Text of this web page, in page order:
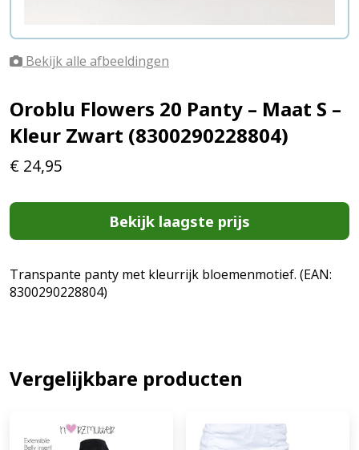
Bekijk alle afbeeldingen
Oroblu Flowers 20 Panty – Maat S –
Kleur Zwart (8300290228804)
€ 24,95
Bekijk laagste prijs
Transpante panty met kleurrijk bloemenmotief. (EAN:
8300290228804)
Vergelijkbare producten